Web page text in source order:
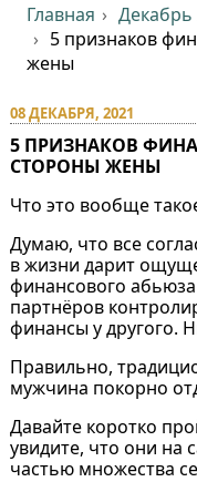
Главная Декабрь
5 признаков
жены
08 ДЕКАБРЯ, 2021
5 ПРИЗНАКОВ
СТОРОНЫ ЖЕНЫ
Что это вообще
Думаю, что все
в жизни дарит
финансового
партнёров
финансы у другого.
Правильно,
мужчина покорно
Давайте коротко
увидите, что они на
частью множества